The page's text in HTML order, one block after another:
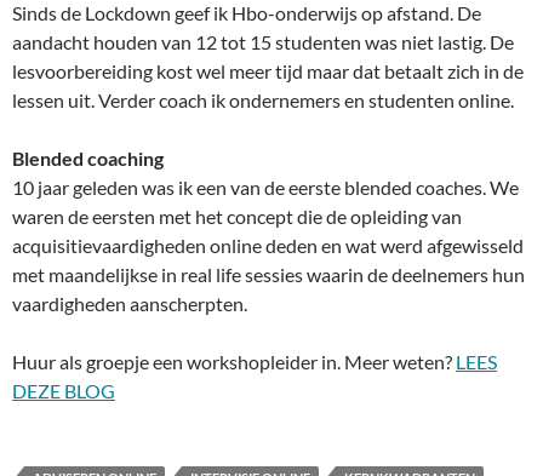
Sinds de Lockdown geef ik Hbo-onderwijs op afstand. De
aandacht houden van 12 tot 15 studenten was niet lastig. De
lesvoorbereiding kost wel meer tijd maar dat betaalt zich in de
lessen uit. Verder coach ik ondernemers en studenten online.
Blended coaching
10 jaar geleden was ik een van de eerste blended coaches. We
waren de eersten met het concept die de opleiding van
acquisitievaardigheden online deden en wat werd afgewisseld
met maandelijkse in real life sessies waarin de deelnemers hun
vaardigheden aanscherpten.
Huur als groepje een workshopleider in. Meer weten? LEES
DEZE BLOG